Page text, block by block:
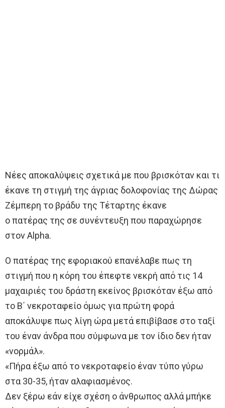
Νέες αποκαλύψεις σχετικά με που βρισκόταν και τι
έκανε τη στιγμή της άγριας δολοφονίας της Δώρας
Ζέμπερη το βράδυ της Τέταρτης έκανε
ο πατέρας της σε συνέντευξη που παραχώρησε
στον Alpha.
Ο πατέρας της εφοριακού επανέλαβε πως τη
στιγμή που η κόρη του έπεφτε νεκρή από τις 14
μαχαιριές του δράστη εκείνος βρισκόταν έξω από
το Β΄ νεκροταφείο όμως για πρώτη φορά
αποκάλυψε πως λίγη ώρα μετά επιβίβασε στο ταξί
του έναν άνδρα που σύμφωνα με τον ίδιο δεν ήταν
«νορμάλ».
«Πήρα έξω από το νεκροταφείο έναν τύπο γύρω
στα 30-35, ήταν αλαφιασμένος.
Δεν ξέρω εάν είχε σχέση ο άνθρωπος αλλά μπήκε